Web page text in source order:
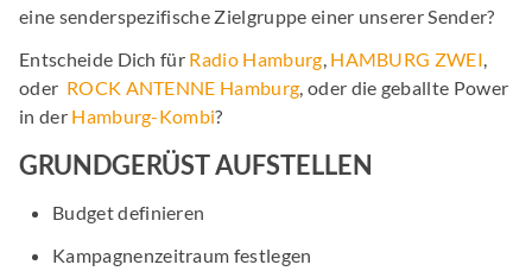
eine senderspezifische Zielgruppe einer unserer Sender?
Entscheide Dich für Radio Hamburg, HAMBURG ZWEI,
oder ROCK ANTENNE Hamburg, oder die geballte Power
in der Hamburg-Kombi?
GRUNDGERÜST AUFSTELLEN
Budget definieren
Kampagnenzeitraum festlegen